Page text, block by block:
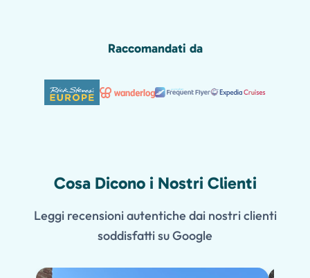
Raccomandati da
Cosa Dicono i Nostri Clienti
Leggi recensioni autentiche dai nostri clienti
soddisfatti su Google